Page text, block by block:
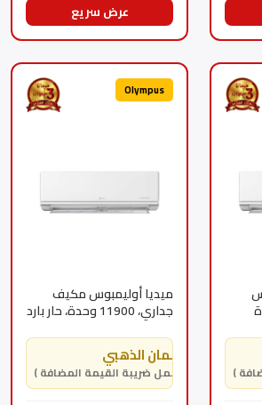
عرض سريع
Olympus
ميديا أوليمبوس مكيف
جداري، 11900 وحدة، حار بارد
MSTL12HRNAG2
الضمان الذهبي